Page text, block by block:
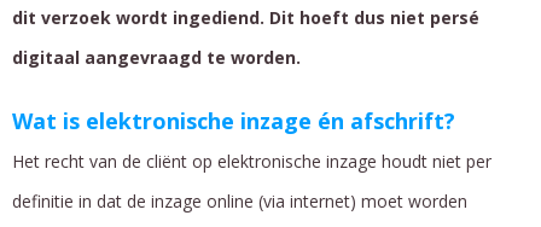
dit verzoek wordt ingediend. Dit hoeft dus niet persé
digitaal aangevraagd te worden.
Wat is elektronische inzage én afschrift?
Het recht van de cliënt op elektronische inzage houdt niet per
definitie in dat de inzage online (via internet) moet worden